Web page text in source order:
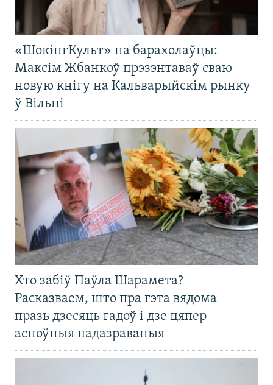
«ШокінгКульт» на барахолаўцы:
Максім Жбанкоў прэзэнтаваў сваю
новую кнігу на Кальварыйскім рынку
ў Вільні
Хто забіў Паўла Шарамета?
Расказваем, што пра гэта вядома
празь дзесяць гадоў і дзе цяпер
асноўныя падазраваныя